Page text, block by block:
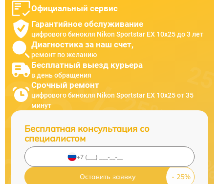
Официальный сервис
Гарантийное обслуживание
цифрового бинокля Nikon Sportstar EX 10x25 до 3 лет
Диагностика за наш счет,
ремонт по желанию
Бесплатный выезд курьера
в день обращения
Срочный ремонт
цифрового бинокля Nikon Sportstar EX 10x25 от 35
минут
Бесплатная консультация со
специалистом
Оставить заявку